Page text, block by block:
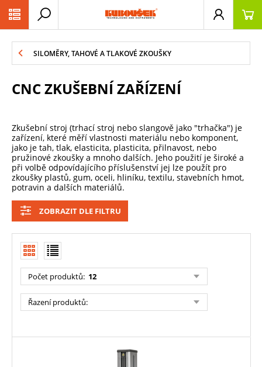
SILOMĚRY, TAHOVÉ A TLAKOVÉ ZKOUŠKY
CNC ZKUŠEBNÍ ZAŘÍZENÍ
Zkušební stroj (trhací stroj nebo slangově jako "trhačka") je
zařízení, které měří vlastnosti materiálu nebo komponent,
jako je tah, tlak, elasticita, plasticita, přilnavost, nebo
pružinové zkoušky a mnoho dalších. Jeho použití je široké a
při volbě odpovídajícího příslušenství jej lze použít pro
zkoušky plastů, gum, oceli, hliníku, textilu, stavebních hmot,
potravin a dalších materiálů.
ZOBRAZIT DLE FILTRU
Počet produktů: 12
Řazení produktů: